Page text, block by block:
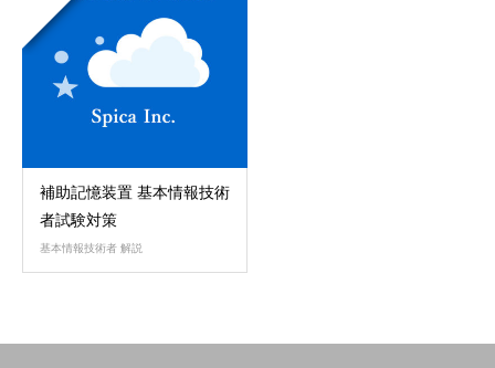
補助記憶装置 基本情報技術
者試験対策
基本情報技術者 解説